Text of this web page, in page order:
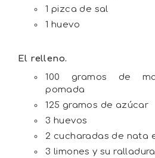
1 pizca de sal
1 huevo
El relleno.
100 gramos de
pomada
125 gramos de azúcar
3 huevos
2 cucharadas de nata
3 limones y su ralladura